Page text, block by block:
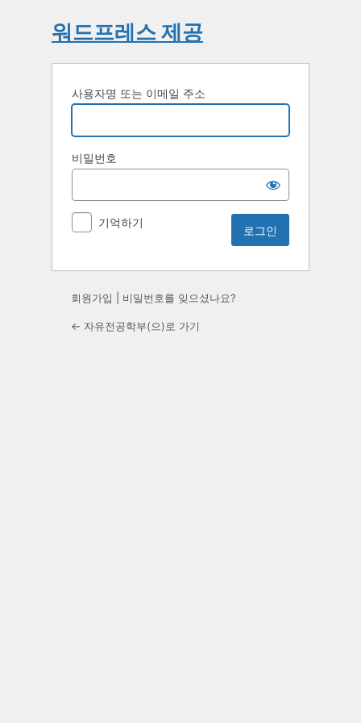
워드프레스 제공
사용자명 또는 이메일 주소
비밀번호
기억하기
회원가입 비밀번호를 잊으셨나요?
← 자유전공학부(으)로 가기